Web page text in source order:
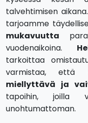
talvehtimisen
tarjoamme
mukavuutta
vuodenaikoina.
tarkoittaa
varmistaa, että
miellyttävä ja
tapoihin, joilla
unohtumattoman.